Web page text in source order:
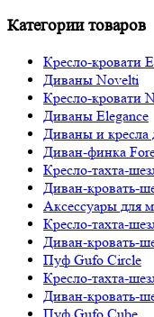
Категории товаров
Кресло-кровати
Диваны Novelti
Кресло-кровати
Диваны Elegance
Диваны и кресла
Диван-финка
Кресло-тахта-
Диван-кровать-
Аксессуары для
Кресло-тахта-
Диван-кровать-
Пуф Gufo Circle
Кресло-тахта-
Диван-кровать-